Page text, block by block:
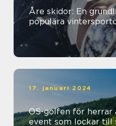
Åre skidor: En
populära
17. januari 2024
OS-golfen för herrar
event som lockar till